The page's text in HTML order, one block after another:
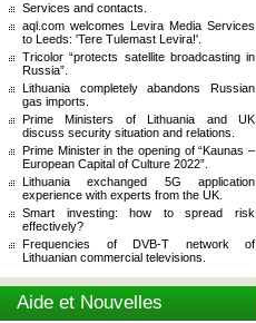
Services and contacts.
aql.com welcomes Levira Media Services
to Leeds: 'Tere Tulemast Levira!'.
Tricolor “protects satellite broadcasting in
Russia”.
Lithuania completely abandons Russian
gas imports.
Prime Ministers of Lithuania and UK
discuss security situation and relations.
Prime Minister in the opening of “Kaunas –
European Capital of Culture 2022”.
Lithuania exchanged 5G application
experience with experts from the UK.
Smart investing: how to spread risk
effectively?
Frequencies of DVB-T network of
Lithuanian commercial televisions.
Aide et Nouvelles